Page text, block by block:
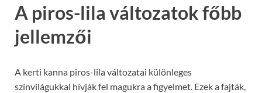
A piros-lila változatok főbb
jellemzői
A kerti kanna piros-lila változatai különleges
színvilágukkal hívják fel magukra a figyelmet. Ezek a fajták,